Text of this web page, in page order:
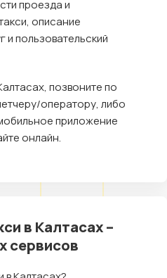
проезда и
описание
и пользовательский
позвоните по
оператору, либо
приложение
онлайн.
в Калтасах –
сервисов